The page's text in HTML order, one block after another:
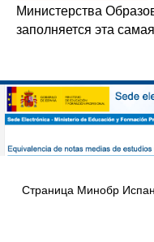
Министерства
заполняется эта
Страница Минобр